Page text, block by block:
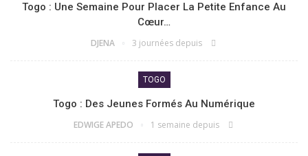
Togo : Une Semaine Pour Placer La Petite Enfance Au
Cœur…
DJENA 3 journées depuis
TOGO
Togo : Des Jeunes Formés Au Numérique
EDWIGE APEDO 1 semaine depuis